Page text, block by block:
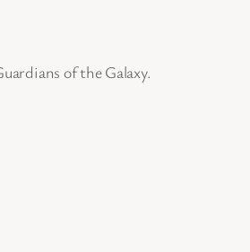
of the Galaxy.